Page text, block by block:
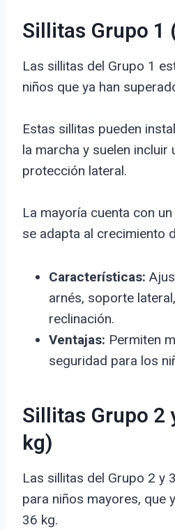
Sillitas Grupo 1
Las sillitas del Grupo 1
niños que ya han
Estas sillitas pueden
la marcha y suelen incluir
protección lateral.
La mayoría cuenta con
se adapta al crecimiento
Características:
arnés, soporte
reclinación.
Ventajas: Permiten
seguridad para los
Sillitas Grupo 2
kg)
Las sillitas del Grupo 2 y
para niños mayores, que
36 kg.